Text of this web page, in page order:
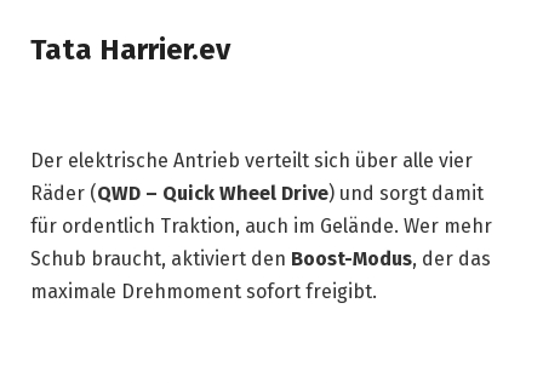
Tata Harrier.ev
Der elektrische Antrieb verteilt sich über alle vier
Räder (QWD – Quick Wheel Drive) und sorgt damit
für ordentlich Traktion, auch im Gelände. Wer mehr
Schub braucht, aktiviert den Boost-Modus, der das
maximale Drehmoment sofort freigibt.